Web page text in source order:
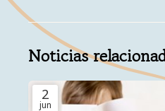
Noticias
2
jun